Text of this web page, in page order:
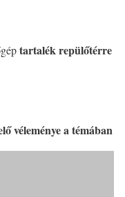
tartalék repülőtérre
véleménye a témában